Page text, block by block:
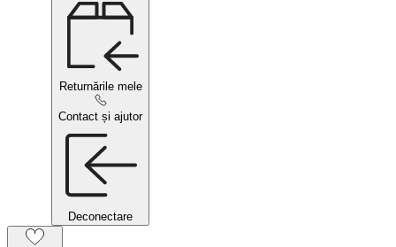
Returnările mele
Contact și ajutor
Deconectare